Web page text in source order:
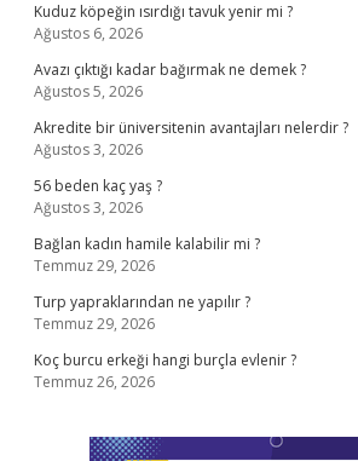
Kuduz köpeğin ısırdığı tavuk yenir mi ?
Ağustos 6, 2026
Avazı çıktığı kadar bağırmak ne demek ?
Ağustos 5, 2026
Akredite bir üniversitenin avantajları nelerdir ?
Ağustos 3, 2026
56 beden kaç yaş ?
Ağustos 3, 2026
Bağlan kadın hamile kalabilir mi ?
Temmuz 29, 2026
Turp yapraklarından ne yapılır ?
Temmuz 29, 2026
Koç burcu erkeği hangi burçla evlenir ?
Temmuz 26, 2026